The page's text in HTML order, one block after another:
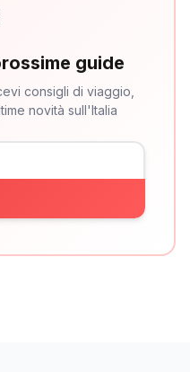
guide
consigli di viaggio,
novità sull'Italia